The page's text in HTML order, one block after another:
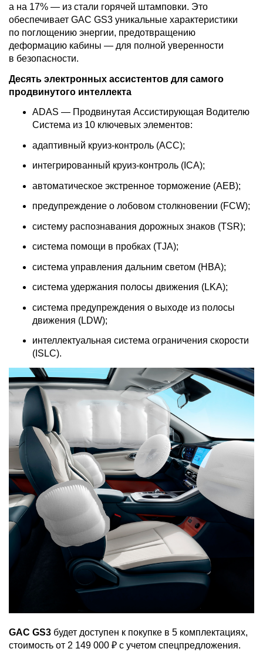
а на 17% — из стали горячей штамповки. Это
обеспечивает GAC GS3 уникальные характеристики
по поглощению энергии, предотвращению
деформацию кабины — для полной уверенности
в безопасности.
Десять электронных ассистентов для самого
продвинутого интеллекта
ADAS — Продвинутая Ассистирующая Водителю
Система из 10 ключевых элементов:
адаптивный круиз-контроль (ACC);
интегрированный круиз-контроль (ICA);
автоматическое экстренное торможение (AEB);
предупреждение о лобовом столкновении (FCW);
систему распознавания дорожных знаков (TSR);
система помощи в пробках (TJA);
система управления дальним светом (HBA);
система удержания полосы движения (LKA);
система предупреждения о выходе из полосы
движения (LDW);
интеллектуальная система ограничения скорости
(ISLC).
GAC GS3 будет доступен к покупке в 5 комплектациях,
стоимость от 2 149 000 ₽ с учетом спецпредложения.